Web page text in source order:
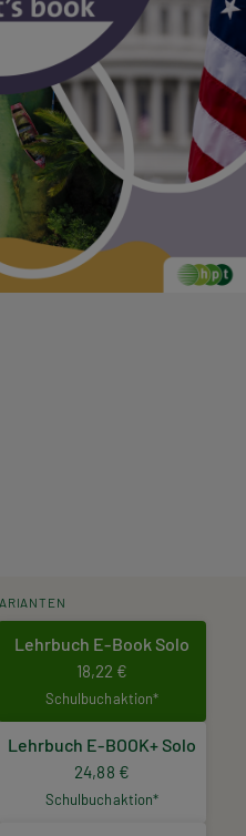
Lehrbuch E-Book Solo
18,22 €
Schulbuchaktion*
Lehrbuch E-BOOK+ Solo
24,88 €
Schulbuchaktion*